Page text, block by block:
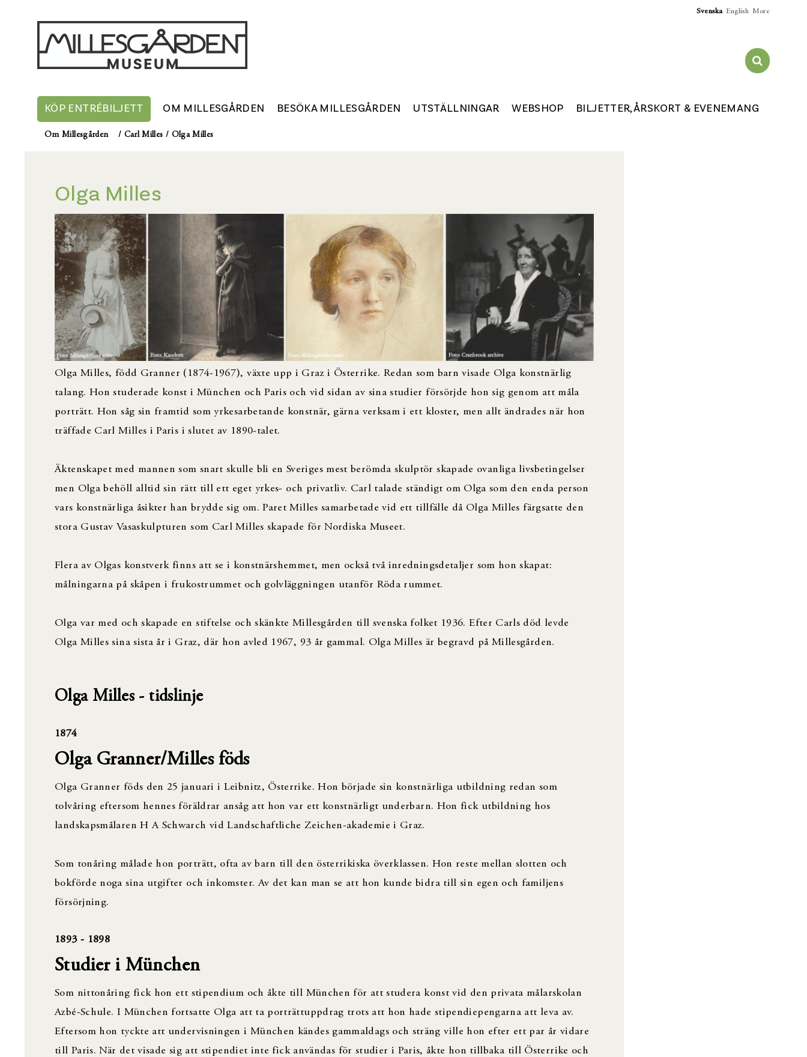
KÖP ENTRÉBILJETT OM MILLESGÅRDEN BESÖKA MILLESGÅRDEN UTSTÄLLNINGAR WEBSHOP BILJETTER, ÅRSKORT & EVENEMANG
Svenska English More
Om Millesgården / Carl Milles / Olga Milles
Olga Milles
Olga Milles, född Granner (1874-1967), växte upp i Graz i Österrike. Redan som barn visade Olga konstnärlig
talang. Hon studerade konst i München och Paris och vid sidan av sina studier försörjde hon sig genom att måla
porträtt. Hon såg sin framtid som yrkesarbetande konstnär, gärna verksam i ett kloster, men allt ändrades när hon
träffade Carl Milles i Paris i slutet av 1890-talet.
Äktenskapet med mannen som snart skulle bli en Sveriges mest berömda skulptör skapade ovanliga livsbetingelser
men Olga behöll alltid sin rätt till ett eget yrkes- och privatliv. Carl talade ständigt om Olga som den enda person
vars konstnärliga åsikter han brydde sig om. Paret Milles samarbetade vid ett tillfälle då Olga Milles färgsatte den
stora Gustav Vasaskulpturen som Carl Milles skapade för Nordiska Museet.
Flera av Olgas konstverk finns att se i konstnärshemmet, men också två inredningsdetaljer som hon skapat:
målningarna på skåpen i frukostrummet och golvläggningen utanför Röda rummet.
Olga var med och skapade en stiftelse och skänkte Millesgården till svenska folket 1936. Efter Carls död levde
Olga Milles sina sista år i Graz, där hon avled 1967, 93 år gammal. Olga Milles är begravd på Millesgården.
Olga Milles - tidslinje
1874
Olga Granner/Milles föds
Olga Granner föds den 25 januari i Leibnitz, Österrike. Hon började sin konstnärliga utbildning redan som
tolvåring eftersom hennes föräldrar ansåg att hon var ett konstnärligt underbarn. Hon fick utbildning hos
landskapsmålaren H A Schwarch vid Landschaftliche Zeichen-akademie i Graz.
Som tonåring målade hon porträtt, ofta av barn till den österrikiska överklassen. Hon reste mellan slotten och
bokförde noga sina utgifter och inkomster. Av det kan man se att hon kunde bidra till sin egen och familjens
försörjning.
1893 - 1898
Studier i München
Som nittonåring fick hon ett stipendium och åkte till München för att studera konst vid den privata målarskolan
Azbé-Schule. I München fortsatte Olga att ta porträttuppdrag trots att hon hade stipendiepengarna att leva av.
Eftersom hon tyckte att undervisningen i München kändes gammaldags och sträng ville hon efter ett par år vidare
till Paris. När det visade sig att stipendiet inte fick användas för studier i Paris, åkte hon tillbaka till Österrike och